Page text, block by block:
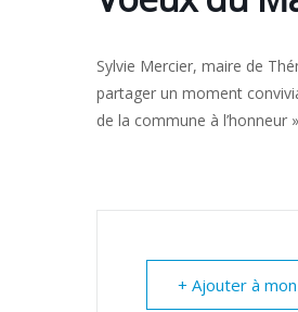
THÉNAC
Sylvie Mercier, maire de
partager un moment
de la commune à l’honneur
+ Ajouter à